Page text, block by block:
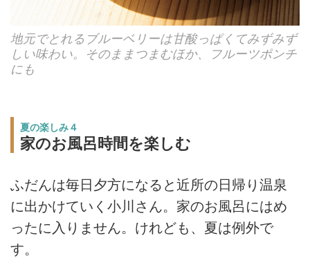
地元でとれるブルーベリーは甘酸っぱくてみずみず
しい味わい。そのままつまむほか、フルーツポンチ
にも
夏の楽しみ４
家のお風呂時間を楽しむ
ふだんは毎日夕方になると近所の日帰り温泉
に出かけていく小川さん。家のお風呂にはめ
ったに入りません。けれども、夏は例外で
す。